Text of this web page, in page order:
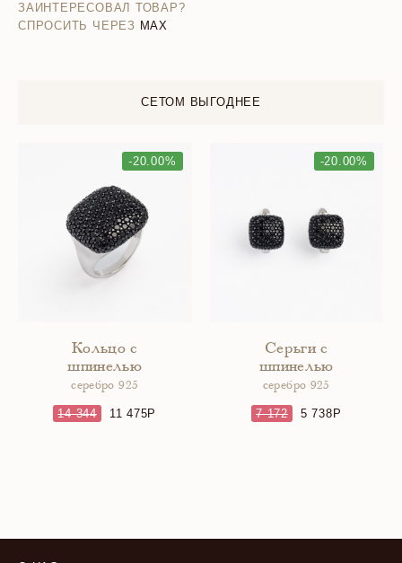
ЗАИНТЕРЕСОВАЛ ТОВАР?
СПРОСИТЬ ЧЕРЕЗ MAX
СЕТОМ ВЫГОДНЕЕ
-20.00%
Кольцо с
шпинелью
серебро 925
14 344 11 475
-20.00%
Серьги с
шпинелью
серебро 925
7 172 5 738